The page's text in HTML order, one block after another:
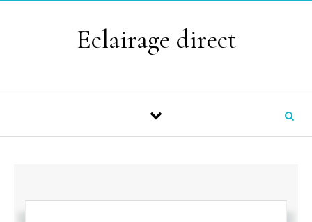
Eclairage direct